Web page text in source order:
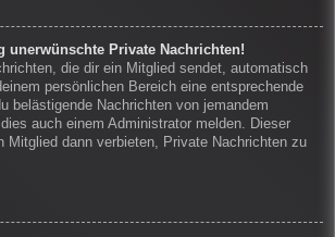
unerwünschte Private Nachrichten!
die dir ein Mitglied sendet, automatisch
persönlichen Bereich eine entsprechende
belästigende Nachrichten von jemandem
auch einem Administrator melden. Dieser
Mitglied dann verbieten, Private Nachrichten zu